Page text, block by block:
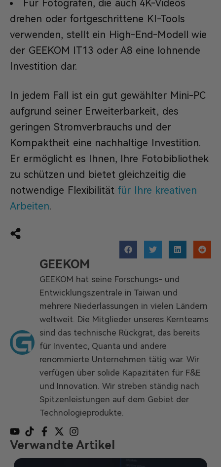
Für Fotografen, die auch 4K-Videos
drehen oder fortgeschrittene KI-Tools
verwenden, stellt ein High-End-Modell wie
der GEEKOM IT13 oder A8 eine lohnende
Investition dar.
In jedem Fall ist ein gut gewählter Mini-PC
aufgrund seiner Erweiterbarkeit, des
geringen Stromverbrauchs und der
Kompaktheit eine nachhaltige Investition.
Er ermöglicht es Ihnen, Ihre Fotobibliothek
zu schützen und bietet gleichzeitig die
notwendige Flexibilität für Ihre kreativen
Arbeiten.
GEEKOM
GEEKOM hat seine Forschungs- und
Entwicklungszentrale in Taiwan und
mehrere Niederlassungen in vielen Ländern
weltweit. Die Mitglieder unseres Kernteams
sind das technische Rückgrat, das bereits
für Inventec, Quanta und andere
renommierte Unternehmen tätig war. Wir
verfügen über solide Kapazitäten für F&E
und Innovation. Wir streben ständig nach
Spitzenleistungen auf dem Gebiet der
Technologieprodukte.
Verwandte Artikel